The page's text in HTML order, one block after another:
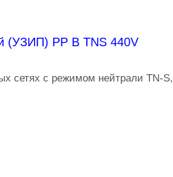
(УЗИП) PP B TNS 440V
сетях с режимом нейтрали TN-S,